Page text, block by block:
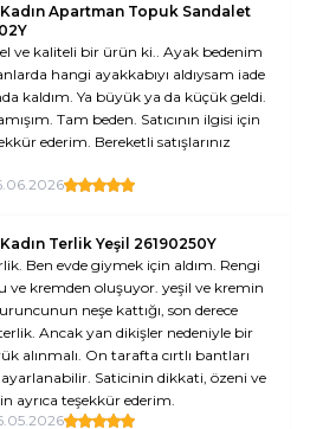
Apartman Topuk Sandalet
ve kaliteli bir ürün ki.. Ayak bedenim
hangi ayakkabıyı aldıysam iade
kaldım. Ya büyük ya da küçük geldi.
Tam beden. Satıcının ilgisi için
ederim. Bereketli satışlarınız
Terlik Yeşil 26190250Y
Ben evde giymek için aldım. Rengi
ve kremden oluşuyor. yeşil ve kremin
neşe kattığı, son derece
Ancak yan dikişler nedeniyle bir
alınmalı. On tarafta cırtlı bantları
Saticinin dikkati, özeni ve
ayrıca teşekkür ederim.